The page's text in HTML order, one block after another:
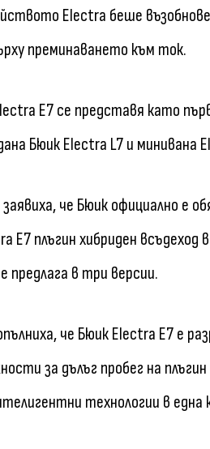
Electra беше
преминаването към ток.
E7 се представя като
Бюик Electra L7 и минивана
че Бюик официално е
E7 плъгин хибриден
предлага в три версии.
че Бюик Electra E7 е
за дълъг пробег на
технологии в една